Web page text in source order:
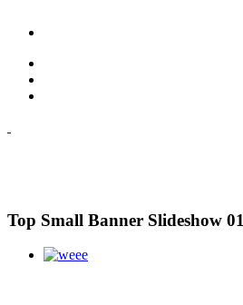
Top Small Banner Slideshow 01